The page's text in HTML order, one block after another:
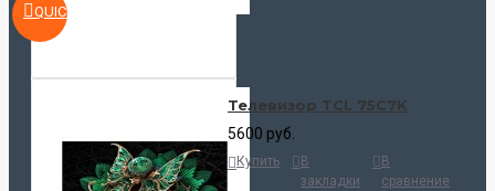
QUICKVIEW
Телевизор TCL 75C7K
5600 руб.
Купить
В
закладки
В
сравнение